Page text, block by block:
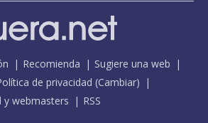
Recomienda
Sugiere una web
de privacidad (Cambiar)
y webmasters RSS